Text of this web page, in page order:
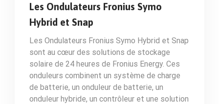
Les Ondulateurs Fronius Symo
Hybrid et Snap
Les Ondulateurs Fronius Symo Hybrid et Snap
sont au cœur des solutions de stockage
solaire de 24 heures de Fronius Energy. Ces
onduleurs combinent un système de charge
de batterie, un onduleur de batterie, un
onduleur hybride, un contrôleur et une solution